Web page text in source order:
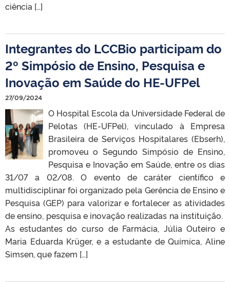
ciência […]
Integrantes do LCCBio participam do
2º Simpósio de Ensino, Pesquisa e
Inovação em Saúde do HE-UFPel
27/09/2024
O Hospital Escola da Universidade Federal de
Pelotas (HE-UFPel), vinculado à Empresa
Brasileira de Serviços Hospitalares (Ebserh),
promoveu o Segundo Simpósio de Ensino,
Pesquisa e Inovação em Saúde, entre os dias
31/07 a 02/08. O evento de caráter científico e
multidisciplinar foi organizado pela Gerência de Ensino e
Pesquisa (GEP) para valorizar e fortalecer as atividades
de ensino, pesquisa e inovação realizadas na instituição.
As estudantes do curso de Farmácia, Júlia Outeiro e
Maria Eduarda Krüger, e a estudante de Química, Aline
Simsen, que fazem […]